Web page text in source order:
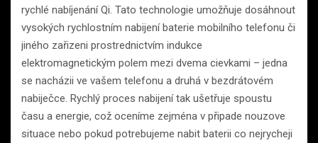
rychlé nabíjenání Qi. Tato technologie umožňuje dosáhnout
vysokých rychlostním nabijení baterie mobilního telefonu či
jiného zařizeni prostrednictvím indukce
elektromagnetickým polem mezi dvema cievkami – jedna
se nacházii ve vašem telefonu a druhá v bezdrátovém
nabiječce. Rychlý proces nabijení tak ušetřuje spoustu
času a energie, což oceníme zejména v připade nouzove
situace nebo pokud potrebujeme nabit baterii co nejrycheji